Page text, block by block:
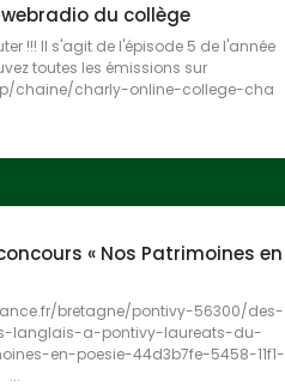
du collège
!!! Il s'agit de l'épisode 5 de l'année
toutes les émissions sur
chaine/charly-online-college-cha
« Nos Patrimoines en
bretagne/pontivy-56300/des-
langlais-a-pontivy-laureats-du-
en-poesie-44d3b7fe-5458-11f1-
...